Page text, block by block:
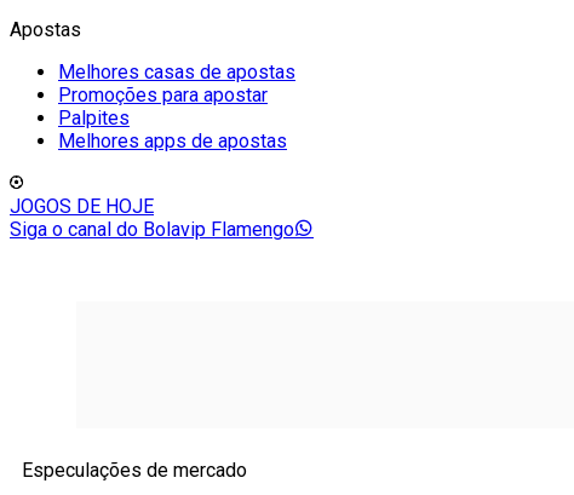
Apostas
Melhores casas de apostas
Promoções para apostar
Palpites
Melhores apps de apostas
JOGOS DE HOJE
Siga o canal do Bolavip Flamengo
Especulações de mercado